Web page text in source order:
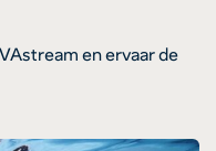
en ervaar de